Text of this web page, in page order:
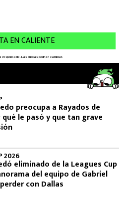
preocupa a Rayados de
le pasó y que tan grave
2026
eliminado de la Leagues Cup
del equipo de Gabriel
con Dallas